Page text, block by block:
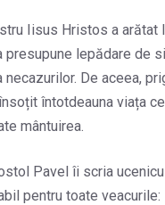
Iisus Hristos a arătat
presupune lepădare de
necazurilor. De aceea,
întotdeauna viața
mântuirea.
Pavel îi scria
pentru toate veacurile: